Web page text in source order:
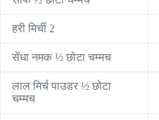
हरी मिर्ची 2
सेंधा नमक ½ छोटा चम्मच
लाल मिर्च पाउडर ½ छोटा
चम्मच